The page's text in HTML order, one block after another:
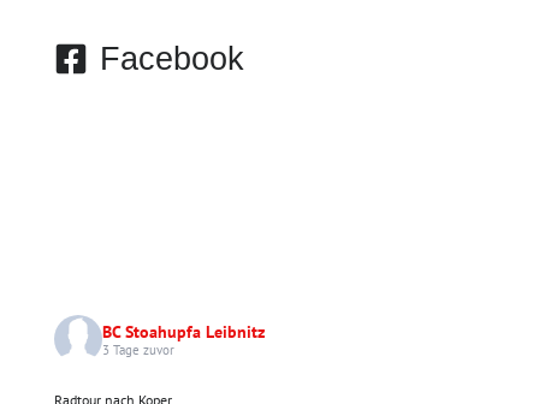
Facebook
BC Stoahupfa Leibnitz
3 Tage zuvor
Radtour nach Koper